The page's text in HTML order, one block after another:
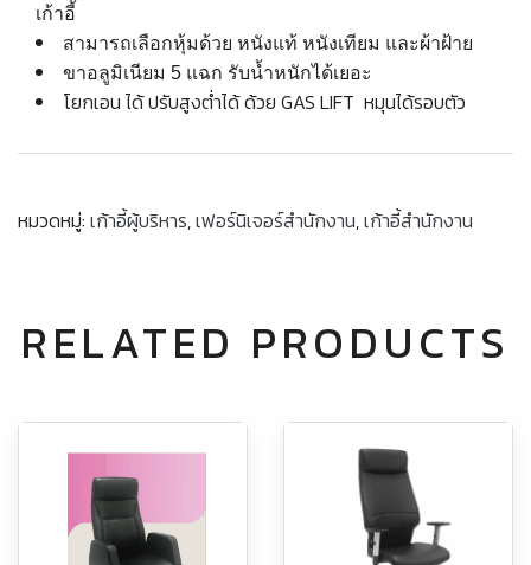
เก้าอี้
สามารถเลือกหุ้มด้วย หนังแท้ หนังเทียม และผ้าฝ้าย
ขาอลูมิเนียม 5 แฉก รับน้ำหนักได้เยอะ
โยกเอน ได้ ปรับสูงต่ำได้ ด้วย GAS LIFT หมุนได้รอบตัว
หมวดหมู่: เก้าอี้ผู้บริหาร,เฟอร์นิเจอร์สำนักงาน,เก้าอี้สำนักงาน
RELATED PRODUCTS